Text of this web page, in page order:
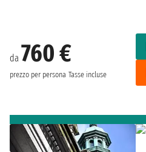
da 760 €
prezzo per persona Tasse incluse